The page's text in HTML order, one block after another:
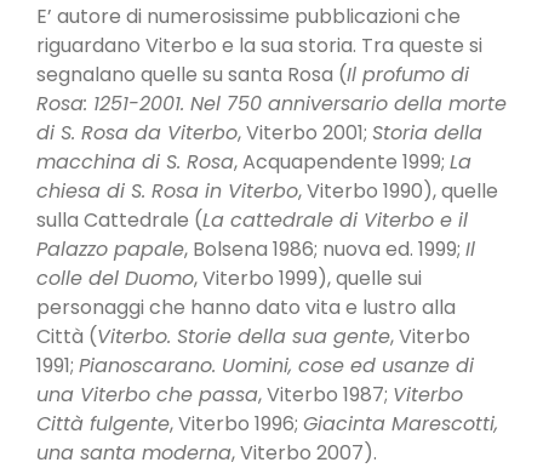
E’ autore di numerosissime pubblicazioni che
riguardano Viterbo e la sua storia. Tra queste si
segnalano quelle su santa Rosa (Il profumo di
Rosa: 1251-2001. Nel 750 anniversario della morte
di S. Rosa da Viterbo, Viterbo 2001; Storia della
macchina di S. Rosa, Acquapendente 1999; La
chiesa di S. Rosa in Viterbo, Viterbo 1990), quelle
sulla Cattedrale (La cattedrale di Viterbo e il
Palazzo papale, Bolsena 1986; nuova ed. 1999; Il
colle del Duomo, Viterbo 1999), quelle sui
personaggi che hanno dato vita e lustro alla
Città (Viterbo. Storie della sua gente, Viterbo
1991; Pianoscarano. Uomini, cose ed usanze di
una Viterbo che passa, Viterbo 1987; Viterbo
Città fulgente, Viterbo 1996; Giacinta Marescotti,
una santa moderna, Viterbo 2007).